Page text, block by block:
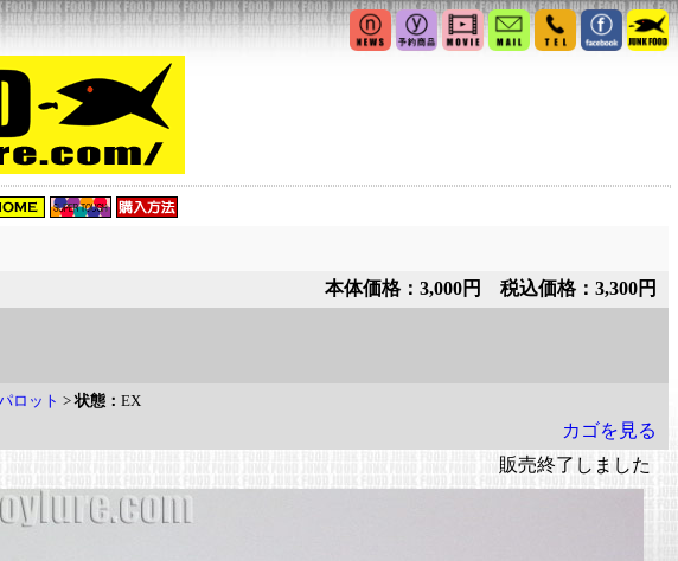
本体価格：3,000円 税込価格：3,300円
ロット >状態： EX
カゴを見る
販売終了しました